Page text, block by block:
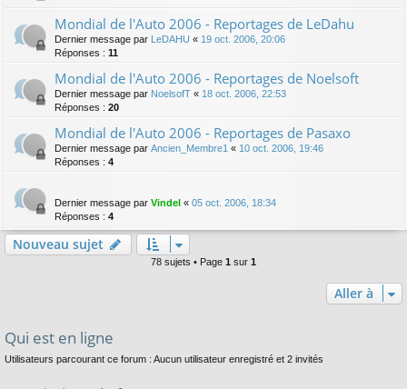
Mondial de l'Auto 2006 - Reportages de LeDahu
Dernier message par LeDAHU « 19 oct. 2006, 20:06
Réponses : 11
Mondial de l'Auto 2006 - Reportages de Noelsoft
Dernier message par NoelsofT « 18 oct. 2006, 22:53
Réponses : 20
Mondial de l'Auto 2006 - Reportages de Pasaxo
Dernier message par Ancien_Membre1 « 10 oct. 2006, 19:46
Réponses : 4
Dernier message par Vindel « 05 oct. 2006, 18:34
Réponses : 4
Nouveau sujet
78 sujets • Page 1 sur 1
Aller à
Qui est en ligne
Utilisateurs parcourant ce forum : Aucun utilisateur enregistré et 2 invités